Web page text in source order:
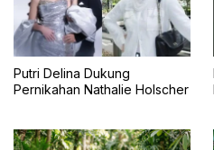
Putri Delina Dukung
Pernikahan Nathalie Holscher